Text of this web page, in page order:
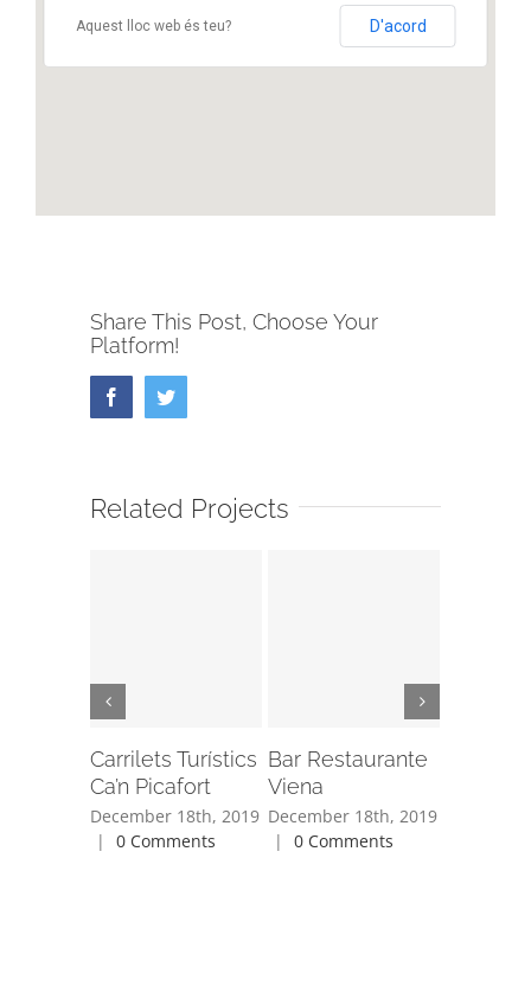
Aquest lloc web és teu? D'acord
Share This Post, Choose Your
Platform!
FacebookTwitter
Related Projects
Carrilets Turístics
Ca’n Picafort
December 18th, 2019
|
0 Comments
Bar Restaurante
Viena
December 18th, 2019
|
0 Comments